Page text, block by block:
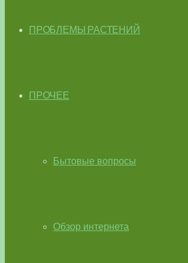
ПРОБЛЕМЫ РАСТЕНИЙ
ПРОЧЕЕ
Бытовые вопросы
Обзор интернета